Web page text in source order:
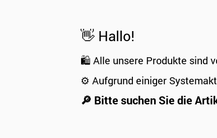
👋 Hallo!
🛍️ Alle unsere Produkte sind
⚙️ Aufgrund einiger
🔎 Bitte suchen Sie die